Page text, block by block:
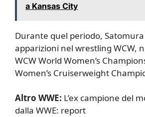
a Kansas City
Durante quel periodo,
apparizioni nel wrestling WCW,
WCW World Women’s
Women’s Cruiserweight
Altro WWE: L’ex campione del
dalla WWE: report